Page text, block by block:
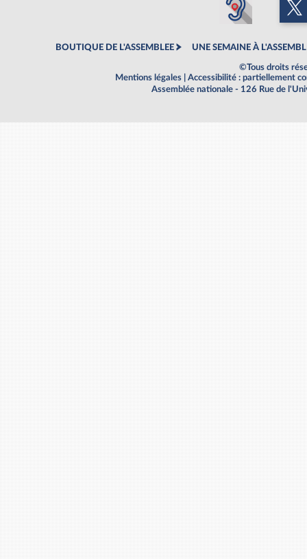
BOUTIQUE DE L'ASSEMBLEE UNE SEMAINE À
©Tous droits
Mentions légales
Accessibilité : partiellement
Assemblée nationale - 126 Rue de